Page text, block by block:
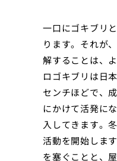
一口にゴキブリ
ります。それが
解することは、
ロゴキブリは日
センチほどで、
にかけて活発に
入してきます。
活動を開始しま
を塞ぐことと、